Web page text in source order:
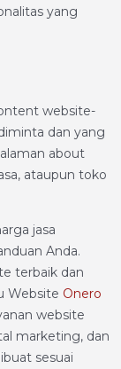
yang
website-
dan yang
about
ataupun toko
jasa
Anda.
terbaik dan
Website Onero
website
marketing, dan
sesuai